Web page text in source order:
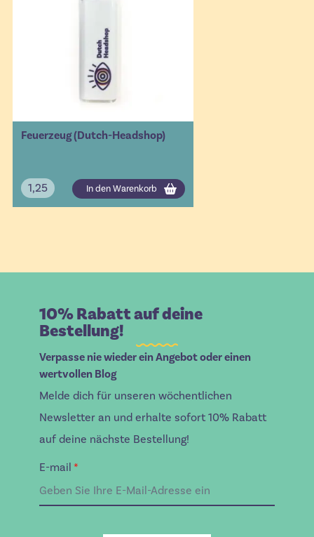
Feuerzeug (Dutch-Headshop)
1,25 In den Warenkorb
10% Rabatt auf deine
Bestellung!
Verpasse nie wieder ein Angebot oder einen
wertvollen Blog
Melde dich für unseren wöchentlichen
Newsletter an und erhalte sofort 10% Rabatt
auf deine nächste Bestellung!
E-mail *